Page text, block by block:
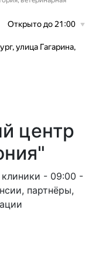
центр
- 09:00 -
партнёры,